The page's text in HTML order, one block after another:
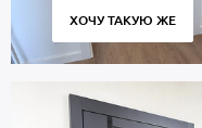
ХОЧУ ТАКУЮ ЖЕ